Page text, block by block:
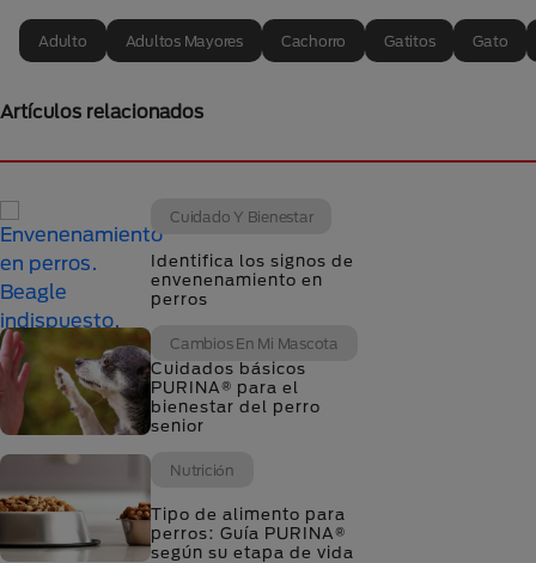
Adulto Adultos Mayores Cachorro Gatitos Gato
Artículos relacionados
Cuidado Y Bienestar
Identifica los signos de
envenenamiento en
perros
Cambios En Mi Mascota
Cuidados básicos
PURINA® para el
bienestar del perro
senior
Nutrición
Tipo de alimento para
perros: Guía PURINA®
según su etapa de vida